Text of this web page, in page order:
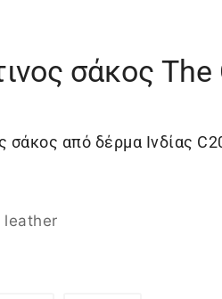
σάκος
σάκος από δέρμα Ινδίας
leather